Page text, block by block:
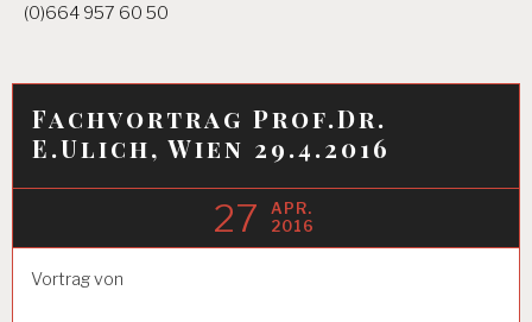
(0)664 957 60 50
Fachvortrag Prof.Dr.
E.Ulich, Wien 29.4.2016
27
APR.
2016
Vortrag von